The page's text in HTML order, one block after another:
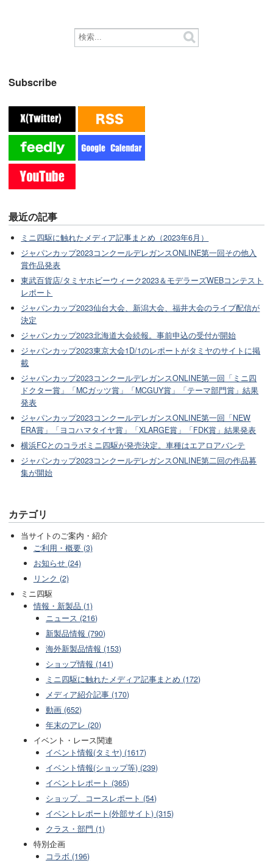
Subscribe
最近の記事
ミニ四駆に触れたメディア記事まとめ（2023年6月）
ジャパンカップ2023コンクールデレガンスONLINE第一回その他入
賞作品発表
東武百貨店/タミヤホビーウィーク2023＆モデラーズWEBコンテスト
レポート
ジャパンカップ2023仙台大会、新潟大会、福井大会のライブ配信が
決定
ジャパンカップ2023北海道大会続報。事前申込の受付が開始
ジャパンカップ2023東京大会1D/1のレポートがタミヤのサイトに掲
載
ジャパンカップ2023コンクールデレガンスONLINE第一回「ミニ四
ドクター賞」「MCガッツ賞」「MCGUY賞」「テーマ部門賞」結果
発表
ジャパンカップ2023コンクールデレガンスONLINE第一回「NEW
ERA賞」「ヨコハマタイヤ賞」「XLARGE賞」「FDK賞」結果発表
横浜FCとのコラボミニ四駆が発売決定。車種はエアロアバンテ
ジャパンカップ2023コンクールデレガンスONLINE第二回の作品募
集が開始
カテゴリ
当サイトのご案内・紹介
ご利用・概要 (3)
お知らせ (24)
リンク (2)
ミニ四駆
情報・新製品 (1)
ニュース (216)
新製品情報 (790)
海外新製品情報 (153)
ショップ情報 (141)
ミニ四駆に触れたメディア記事まとめ (172)
メディア紹介記事 (170)
動画 (652)
年末のアレ (20)
イベント・レース関連
イベント情報(タミヤ) (1617)
イベント情報(ショップ等) (239)
イベントレポート (365)
ショップ、コースレポート (54)
イベントレポート(外部サイト) (315)
クラス・部門 (1)
特別企画
コラボ (196)